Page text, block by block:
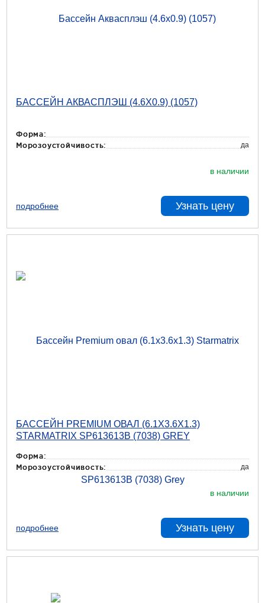
БАССЕЙН АКВАСПЛЭШ (4.6Х0.9) (1057)
Форма:
Морозоустойчивость:
да
в наличии
подробнее Узнать цену
БАССЕЙН PREMIUM ОВАЛ (6.1X3.6X1.3)
STARMATRIX SP613613B (7038) GREY
Форма:
Морозоустойчивость:
да
в наличии
подробнее Узнать цену